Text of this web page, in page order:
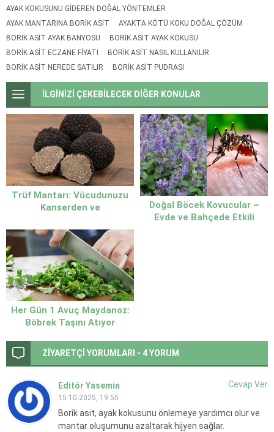
AYAK KOKUSUNU GIDEREN DOĞAL YÖNTEMLER
AYAK MANTARINA BORIK ASIT
AYAKTA KÖTÜ KOKU DOĞAL ÇÖZÜM
BORIK ASIT AYAK BANYOSU
BORIK ASIT AYAK KOKUSU
BORIK ASIT ECZANE FIYATI
BORIK ASIT NASIL KULLANILIR
BORIK ASIT NEREDE SATILIR
BORIK ASIT PUDRASI
İLGİNİZİ ÇEKEBİLECEK DİĞER KONULAR
Trüf Mantarı: Vücudunuzu
Kanserden ve
Doğal Böcek Kovucular –
Evde ve Bahçede Etkili
Her Gün 1 Avuç Maydanoz:
Böbrek Taşını Atıyor
ZİYARETÇİ YORUMLARI - 4 YORUM
Editör Yasemin
15-10-2025, 19:55
Borik asit, ayak kokusunu önlemeye yardımcı olur ve
mantar oluşumunu azaltarak hijyen sağlar.
Cevap Ver